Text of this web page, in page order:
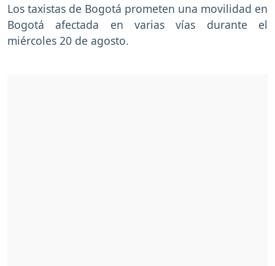
Los taxistas de Bogotá prometen una movilidad en
Bogotá afectada en varias vías durante el
miércoles 20 de agosto.